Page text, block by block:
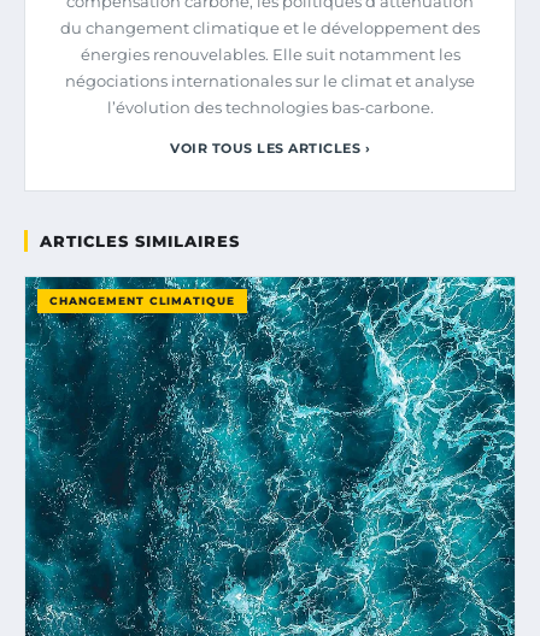
du changement climatique et le développement des
énergies renouvelables. Elle suit notamment les
négociations internationales sur le climat et analyse
l’évolution des technologies bas-carbone.
VOIR TOUS LES ARTICLES ›
ARTICLES SIMILAIRES
CHANGEMENT CLIMATIQUE